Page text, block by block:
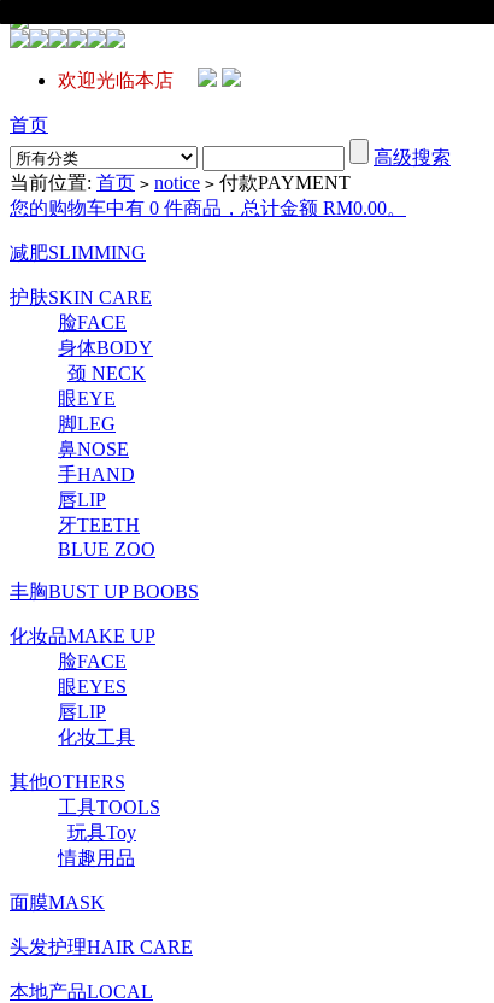
欢迎光临本店
首页
高级搜索
当前位置: 首页 > notice > 付款PAYMENT
您的购物车中有 0 件商品，总计金额 RM0.00。
减肥SLIMMING
护肤SKIN CARE
脸FACE
身体BODY
颈 NECK
眼EYE
脚LEG
鼻NOSE
手HAND
唇LIP
牙TEETH
BLUE ZOO
丰胸BUST UP BOOBS
化妆品MAKE UP
脸FACE
眼EYES
唇LIP
化妆工具
其他OTHERS
工具TOOLS
玩具Toy
情趣用品
面膜MASK
头发护理HAIR CARE
本地产品LOCAL